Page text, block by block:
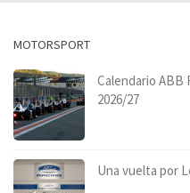
MOTORSPORT
Calendario ABB
2026/27
Una vuelta por